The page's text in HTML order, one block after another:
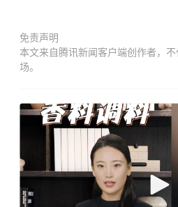
免责声明
本文来自腾讯新闻客户端创作者，
场。